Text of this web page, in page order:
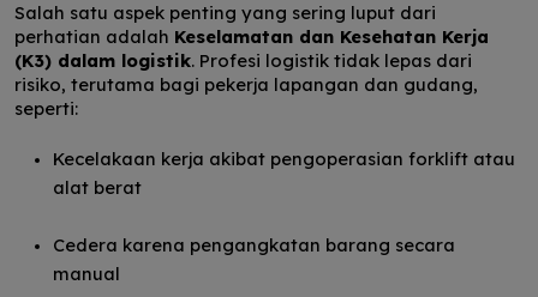
Salah satu aspek penting yang sering luput dari
perhatian adalah Keselamatan dan Kesehatan Kerja
(K3) dalam logistik. Profesi logistik tidak lepas dari
risiko, terutama bagi pekerja lapangan dan gudang,
seperti:
Kecelakaan kerja akibat pengoperasian forklift atau
alat berat
Cedera karena pengangkatan barang secara
manual